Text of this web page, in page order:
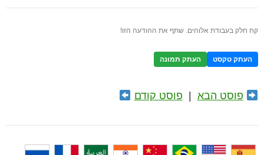
קח חלק בעבודת אלוהים. שתף את ההודעה הזו!
העתק טקסט העתק תמונה
פוסט הבא פוסט קודם